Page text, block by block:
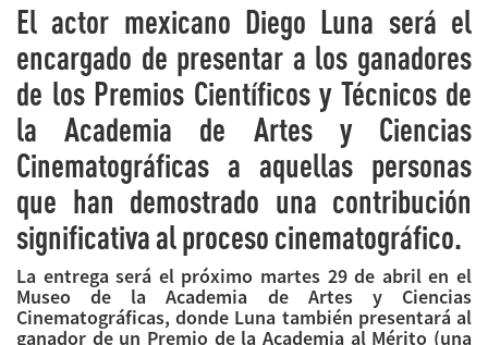
El actor mexicano Diego Luna será el
encargado de presentar a los ganadores
de los Premios Científicos y Técnicos de
la Academia de Artes y Ciencias
Cinematográficas a aquellas personas
que han demostrado una contribución
significativa al proceso cinematográfico.
La entrega será el próximo martes 29 de abril en el
Museo de la Academia de Artes y Ciencias
Cinematográficas, donde Luna también presentará al
ganador de un Premio de la Academia al Mérito (una